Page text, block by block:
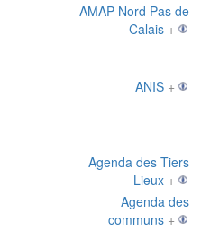
AMAP Nord Pas de
Calais +
ANIS +
Agenda des Tiers
Lieux +
Agenda des
communs +